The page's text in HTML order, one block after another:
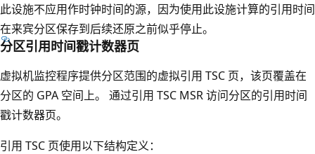
此设施不应用作时钟时间的源，因为使用此设施计算的引用时间
在来宾分区保存到后续还原之前似乎停止。
分区引用时间戳计数器页
虚拟机监控程序提供分区范围的虚拟引用 TSC 页，该页覆盖在
分区的 GPA 空间上。 通过引用 TSC MSR 访问分区的引用时间
戳计数器页。
引用 TSC 页使用以下结构定义：